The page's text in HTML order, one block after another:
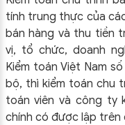
tính trung thực của
bán hàng và thu tiền
vị, tổ chức, doanh
Kiểm toán Việt Nam
bộ, thì kiểm toán chu
toán viên và công ty
chính có được lập trên